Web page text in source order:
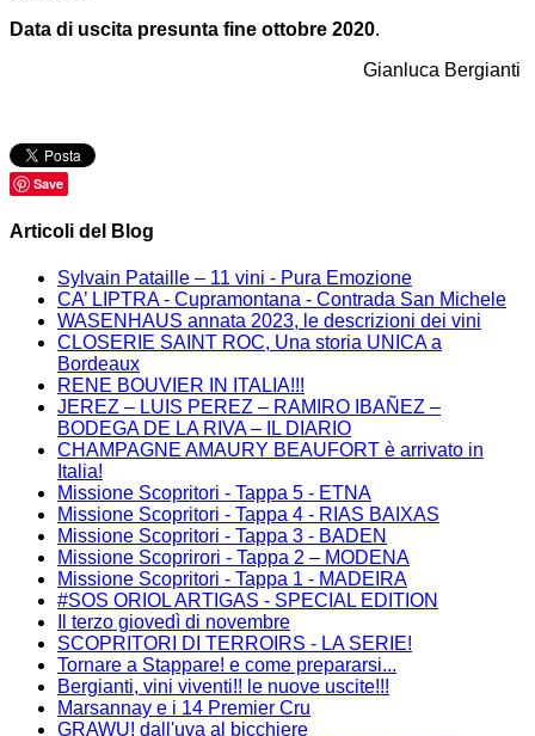
Data di uscita presunta fine ottobre 2020.
Gianluca Bergianti
Save
Articoli del Blog
Sylvain Pataille – 11 vini - Pura Emozione
CA’ LIPTRA - Cupramontana - Contrada San Michele
WASENHAUS annata 2023, le descrizioni dei vini
CLOSERIE SAINT ROC, Una storia UNICA a
Bordeaux
RENE BOUVIER IN ITALIA!!!
JEREZ – LUIS PEREZ – RAMIRO IBAÑEZ –
BODEGA DE LA RIVA – IL DIARIO
CHAMPAGNE AMAURY BEAUFORT è arrivato in
Italia!
Missione Scopritori - Tappa 5 - ETNA
Missione Scopritori - Tappa 4 - RIAS BAIXAS
Missione Scopritori - Tappa 3 - BADEN
Missione Scoprirori - Tappa 2 – MODENA
Missione Scopritori - Tappa 1 - MADEIRA
#SOS ORIOL ARTIGAS - SPECIAL EDITION
Il terzo giovedì di novembre
SCOPRITORI DI TERROIRS - LA SERIE!
Tornare a Stappare! e come prepararsi...
Bergianti, vini viventi!! le nuove uscite!!!
Marsannay e i 14 Premier Cru
GRAWU! dall'uva al bicchiere